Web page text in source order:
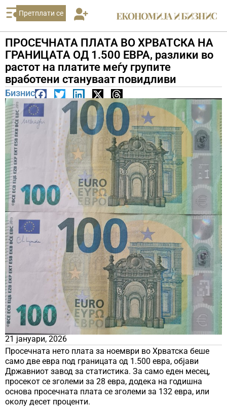
Претплати се
ПРОСЕЧНАТА ПЛАТА ВО ХРВАТСКА НА
ГРАНИЦАТА ОД 1.500 ЕВРА, разлики во
растот на платите меѓу групите
вработени стануваат повидливи
Бизнис
21 јануари, 2026
Просечната нето плата за ноември во Хрватска беше
само две евра под границата од 1.500 евра, објави
Државниот завод за статистика. За само еден месец,
просекот се зголеми за 28 евра, додека на годишна
основа просечната плата се зголеми за 132 евра, или
околу десет проценти.